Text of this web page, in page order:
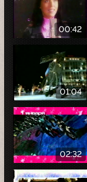
00:42
01:04
02:32